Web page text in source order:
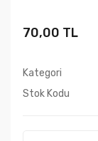
70,00 TL
Kategori
Stok Kodu